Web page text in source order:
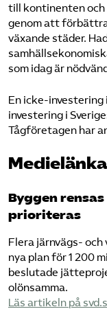
till kontinenten
genom att
växande städer.
som idag är
En icke-investering
investering i
Tågföretagen har
Byggen
prioriteras
Flera järnvägs-
nya plan för 1 200
beslutade
olönsamma.
​Läs artikeln på